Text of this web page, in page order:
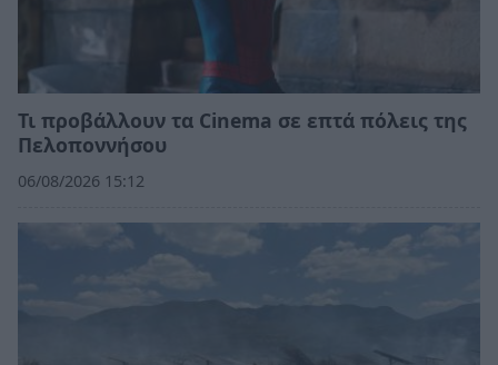
Τι προβάλλουν τα Cinema σε επτά πόλεις της
Πελοποννήσου
06/08/2026 15:12